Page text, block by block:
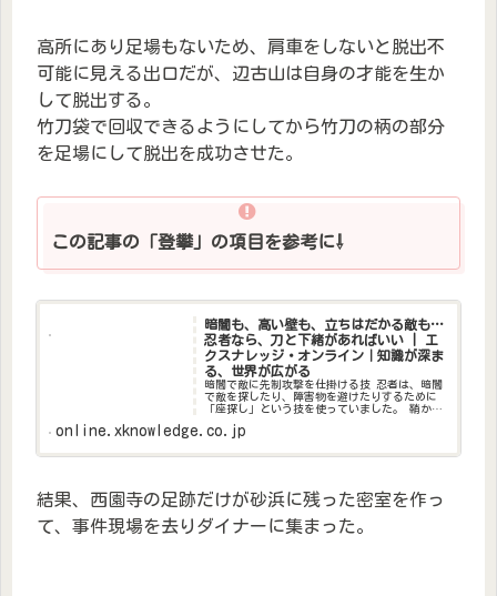
高所にあり足場もないため、肩車をしないと脱出不
可能に見える出口だが、辺古山は自身の才能を生か
して脱出する。
竹刀袋で回収できるようにしてから竹刀の柄の部分
を足場にして脱出を成功させた。
この記事の「登攀」の項目を参考に⇩
暗闇も、高い壁も、立ちはだかる敵も…
忍者なら、刀と下緒があればいい | エ
クスナレッジ・オンライン｜知識が深ま
る、世界が広がる
暗闇で敵に先制攻撃を仕掛ける技 忍者は、暗闇
で敵を探したり、障害物を避けたりするために
「座探し」という技を使っていました。 鞘から
周囲を探りながら暗闇を進みます。 この時、鞘
online.xknowledge.co.jp
結果、西園寺の足跡だけが砂浜に残った密室を作っ
て、事件現場を去りダイナーに集まった。